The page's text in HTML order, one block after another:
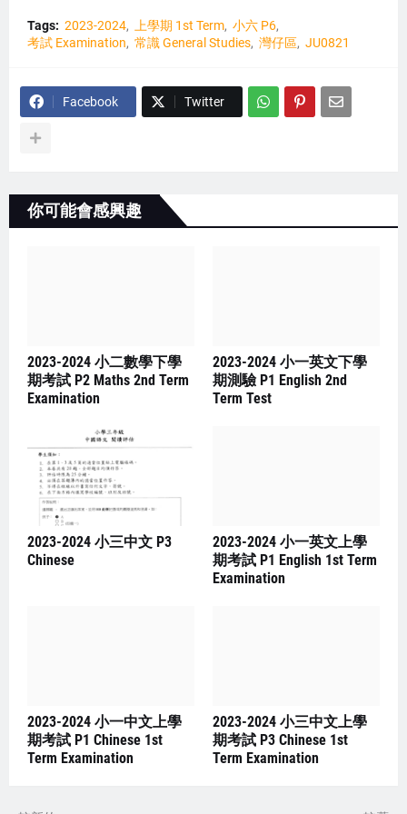
Tags: 2023-2024 上學期 1st Term 小六 P6
考試 Examination
常識 General Studies 灣仔區 JU0821
Facebook Twitter
你可能會感興趣
2023-2024 小二數學下學
期考試 P2 Maths 2nd Term
Examination
2023-2024 小一英文下學
期測驗 P1 English 2nd
Term Test
2023-2024 小三中文 P3
Chinese
2023-2024 小一英文上學
期考試 P1 English 1st Term
Examination
2023-2024 小一中文上學
期考試 P1 Chinese 1st
Term Examination
2023-2024 小三中文上學
期考試 P3 Chinese 1st
Term Examination